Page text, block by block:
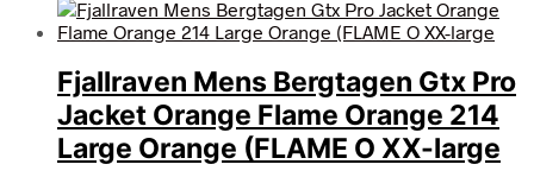
Fjallraven Mens Bergtagen Gtx Pro
Jacket Orange Flame Orange 214
Large Orange (FLAME O XX-large